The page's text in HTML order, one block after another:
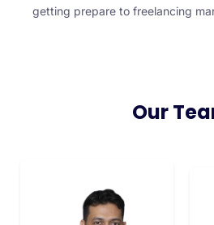
getting prepare to freelancing
Our